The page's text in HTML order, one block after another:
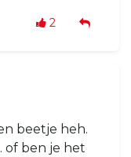
2
beetje heh.
of ben je het